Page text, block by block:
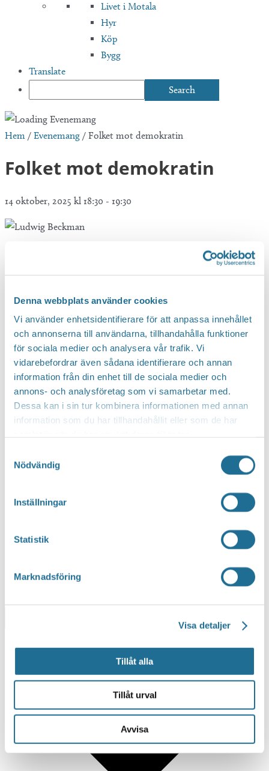
Denna webbplats använder cookies
Vi använder enhetsidentifierare för att anpassa innehållet
och annonserna till användarna, tillhandahålla funktioner
för sociala medier och analysera vår trafik. Vi
vidarebefordrar även sådana identifierare och annan
information från din enhet till de sociala medier och
annons- och analysföretag som vi samarbetar med.
Dessa kan i sin tur kombinera informationen med annan
information som du har tillhandahållit eller som de har
Nödvändig
Inställningar
Statistik
Marknadsföring
Visa detaljer
Tillåt alla
Tillåt urval
Avvisa
Livet i Motala
Hyr
Köp
Bygg
Translate
Hem / Evenemang / Folket mot demokratin
Folket mot demokratin
14 oktober, 2025 kl 18:30 - 19:30
Föreläsare: Ludvig Beckman, statsvetare och professor vid
Stockholms universitet. I dag utmanas den representativa
ledare som säger sig ställa upp på demokratins idéer. Hur ska vi
förhålla oss till rörelser som kallar sig demokratiska och
samtidigt ifrågasätter demokratins spelregler? Vad innebär det
att folket har makten i en demokrati? Gratisbiljett finns att
hämta på biblioteket.